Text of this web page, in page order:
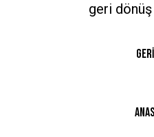
geri dönüş